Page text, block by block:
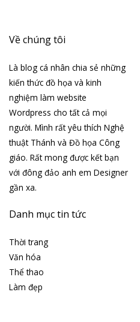
Về chúng tôi
Là blog cá nhân chia sẻ những
kiến thức đồ họa và kinh
nghiệm làm website
Wordpress cho tất cả mọi
người. Mình rất yêu thích Nghệ
thuật Thánh và Đồ họa Công
giáo. Rất mong được kết bạn
với đông đảo anh em Designer
gần xa.
Danh mục tin tức
Thời trang
Văn hóa
Thể thao
Làm đẹp